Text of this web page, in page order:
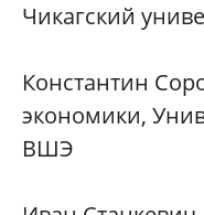
Чикагский
Константин
экономики,
ВШЭ